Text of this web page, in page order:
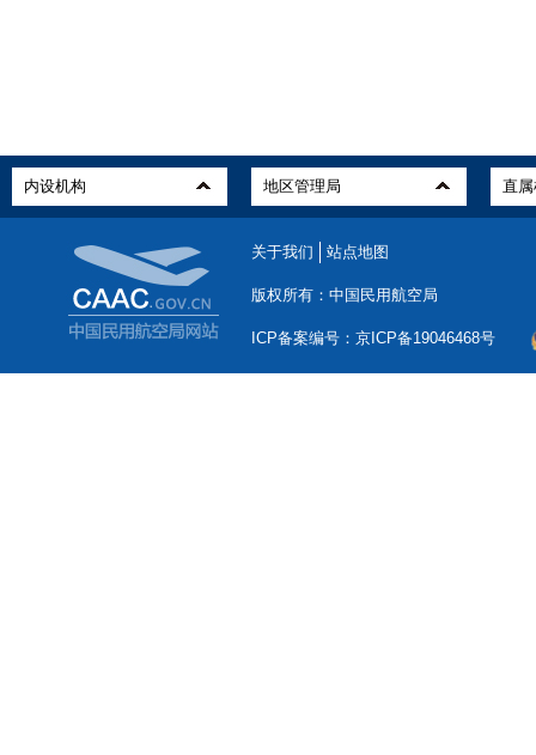
关于我们 站点地图
版权所有：中国民用航空局
ICP备案编号：京ICP备19046468号